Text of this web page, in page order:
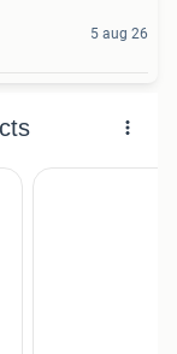
5 aug 26